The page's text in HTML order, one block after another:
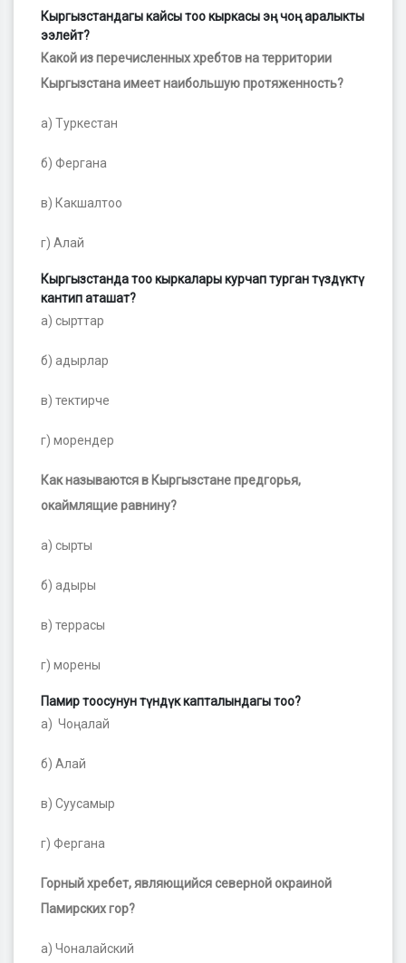
Кыргызстандагы кайсы тоо кыркасы эң чоң аралыкты
ээлейт?
Какой из перечисленных хребтов на территории
Кыргызстана имеет наибольшую протяженность?
а) Туркестан
б) Фергана
в) Какшалтоо
г) Алай
Кыргызстанда тоо кыркалары курчап турган түздүктү
кантип аташат?
а) сырттар
б) адырлар
в) тектирче
г) морендер
Как называются в Кыргызстане предгорья,
окаймлящие равнину?
а) сырты
б) адыры
в) террасы
г) морены
Памир тоосунун түндүк капталындагы тоо?
а) Чоңалай
б) Алай
в) Суусамыр
г) Фергана
Горный хребет, являющийся северной окраиной
Памирских гор?
а) Чоналайский